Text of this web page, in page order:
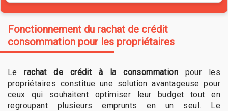
Fonctionnement du rachat de crédit
consommation pour les propriétaires
Lerachat de crédit à la consommation pour les
propriétaires constitue une solution avantageuse pour
ceux qui souhaitent optimiser leur budget tout en
regroupant plusieurs emprunts en un seul. Le